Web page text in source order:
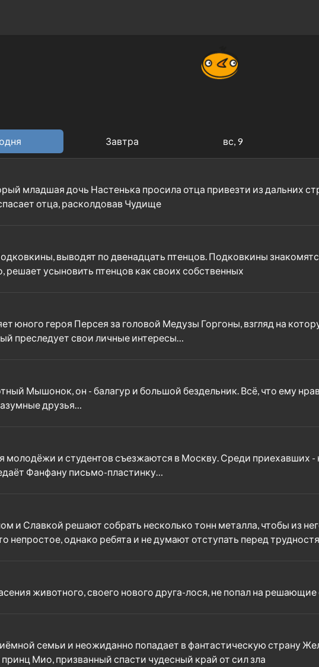
Завтра вс, 9
младшая дочь Настенька просила отца привезти из дальних
отца, расколдовав Чудище
выводят по двенадцать птенцов. Подковкины
усыновить птенцов как своих собственных
юного героя Персея за головой Медузы Горгоны, взгляд на
преследует свои личные интересы…
Мышонок, он - балагур и большой бездельник. Всё, что ему
друзья…
молодёжи и студентов съезжаются в Москву. Среди
Фанфану письмо-пластинку…
и Славкой решают собрать несколько тонн металла, чтобы из
непростое, однако ребята и не думают отступать перед
животного, своего нового друга-лося, не попал на
семьи и неожиданно попадает в фантастическую страну
Мио, призванный спасти чудесный край от сил зла